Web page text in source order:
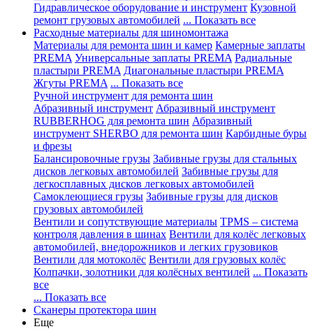
Гидравлическое оборудование и инструмент Кузовной
ремонт грузовых автомобилей ... Показать все
Расходные материалы для шиномонтажа
Материалы для ремонта шин и камер Камерные заплаты
PREMA Универсальные заплаты PREMA Радиальные
пластыри PREMA Диагональные пластыри PREMA
Жгуты PREMA ... Показать все
Ручной инструмент для ремонта шин
Абразивный инструмент Абразивный инструмент
RUBBERHOG для ремонта шин Абразивный
инструмент SHERBO для ремонта шин Карбидные буры
и фрезы
Балансировочные грузы Забивные грузы для стальных
дисков легковых автомобилей Забивные грузы для
легкосплавных дисков легковых автомобилей
Самоклеющиеся грузы Забивные грузы для дисков
грузовых автомобилей
Вентили и сопутствующие материалы TPMS – система
контроля давления в шинах Вентили для колёс легковых
автомобилей, внедорожников и легких грузовиков
Вентили для мотоколёс Вентили для грузовых колёс
Колпачки, золотники для колёсных вентилей ... Показать
все
... Показать все
Сканеры протектора шин
Еще